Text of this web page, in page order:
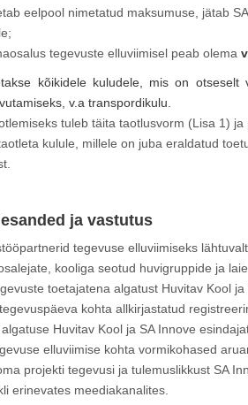
eelpool nimetatud maksumuse, jätab
tegevuste elluviimisel peab olema
kõikidele kuludele, mis on
v.a transpordikulu.
tuleb täita taotlusvorm (Lisa 1)
kulule, millele on juba eraldatud
ja vastutus
tegevuse elluviimiseks
kooliga seotud huvigruppide ja
toetajatena algatust Huvitav Kool
kohta allkirjastatud
Huvitav Kool ja SA Innove
elluviimise kohta vormikohased
projekti tegevusi ja tulemuslikkust SA
erinevates meediakanalites.